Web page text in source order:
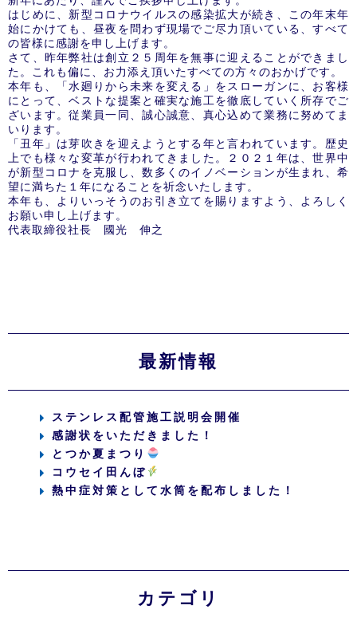
はじめに、新型コロナウイルスの感染拡大が続き、この年末年
始にかけても、昼夜を問わず現場でご尽力頂いている、すべて
の皆様に感謝を申し上げます。
さて、昨年弊社は創立２５周年を無事に迎えることができまし
た。これも偏に、お力添え頂いたすべての方々のおかげです。
本年も、「水廻りから未来を変える」をスローガンに、お客様
にとって、ベストな提案と確実な施工を徹底していく所存でご
ざいます。従業員一同、誠心誠意、真心込めて業務に努めてま
いります。
「丑年」は芽吹きを迎えようとする年と言われています。歴史
上でも様々な変革が行われてきました。２０２１年は、世界中
が新型コロナを克服し、数多くのイノベーションが生まれ、希
望に満ちた１年になることを祈念いたします。
本年も、よりいっそうのお引き立てを賜りますよう、よろしく
お願い申し上げます。
代表取締役社長 國光 伸之
最新情報
ステンレス配管施工説明会開催
感謝状をいただきました！
とつか夏まつり
コウセイ田んぼ
熱中症対策として水筒を配布しました！
カテゴリ